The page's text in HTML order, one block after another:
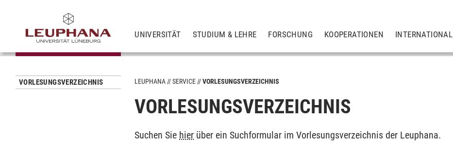
UNIVERSITÄT STUDIUM & LEHRE FORSCHUNG KOOPERATIONEN INTERNATIONAL
VORLESUNGSVERZEICHNIS LEUPHANA SERVICE VORLESUNGSVERZEICHNIS
VORLESUNGSVERZEICHNIS
Suchen Sie hier über ein Suchformular im Vorlesungsverzeichnis der Leuphana.